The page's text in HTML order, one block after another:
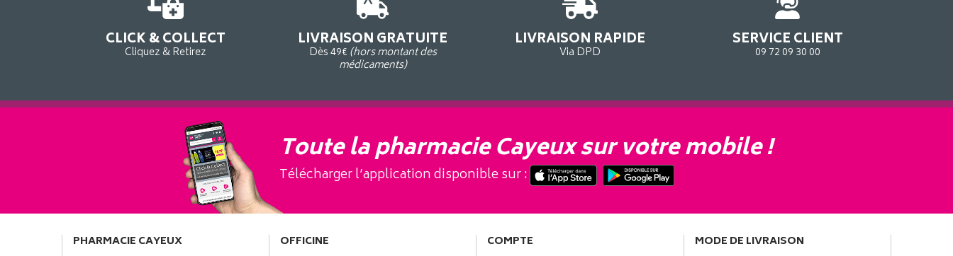
CLICK & COLLECT
Cliquez & Retirez
LIVRAISON GRATUITE
Dès 49€ (hors montant des
médicaments)
LIVRAISON RAPIDE
Via DPD
SERVICE CLIENT
09 72 09 30 00
Toute la pharmacie Cayeux sur votre mobile !
Télécharger l’application disponible sur :
PHARMACIE CAYEUX OFFICINE COMPTE MODE DE LIVRAISON